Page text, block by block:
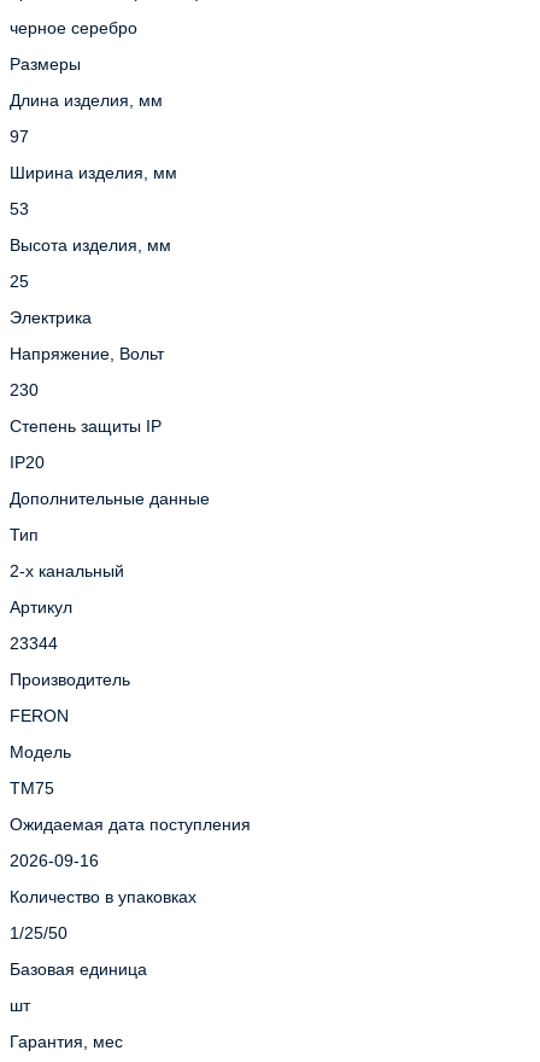
черное серебро
Размеры
Длина изделия, мм
97
Ширина изделия, мм
53
Высота изделия, мм
25
Электрика
Напряжение, Вольт
230
Степень защиты IP
IP20
Дополнительные данные
Тип
2-х канальный
Артикул
23344
Производитель
FERON
Модель
TM75
Ожидаемая дата поступления
2026-09-16
Количество в упаковках
1/25/50
Базовая единица
шт
Гарантия, мес